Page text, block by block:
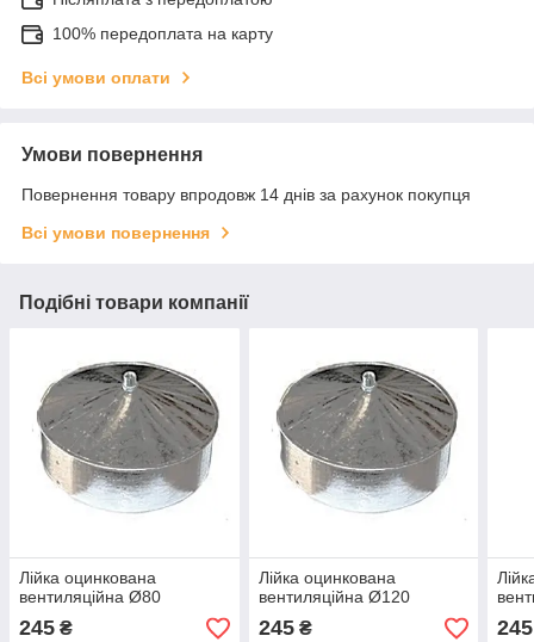
100% передоплата на карту
Всі умови оплати
Умови повернення
Повернення товару впродовж 14 днів за рахунок покупця
Всі умови повернення
Подібні товари компанії
Лійка оцинкована
вентиляційна Ø80
245 ₴
Лійка оцинкована
вентиляційна Ø120
245₴ 245